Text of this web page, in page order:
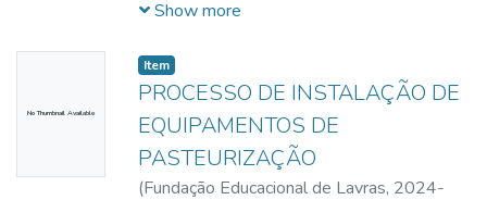
11-11)Oliveira, Leonardo Dorival Costa de
Show more
No Thumbnail Available
Item
PROCESSO DE INSTALAÇÃO DE
EQUIPAMENTOS DE
PASTEURIZAÇÃO
(Fundação Educacional de Lavras, 2024-